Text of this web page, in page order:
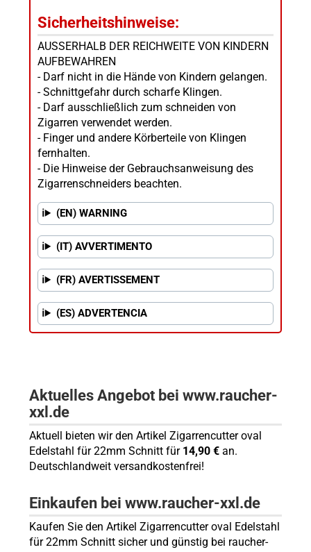
Sicherheitshinweise:
AUSSERHALB DER REICHWEITE VON KINDERN
AUFBEWAHREN
- Darf nicht in die Hände von Kindern gelangen.
- Schnittgefahr durch scharfe Klingen.
- Darf ausschließlich zum schneiden von
Zigarren verwendet werden.
- Finger und andere Körberteile von Klingen
fernhalten.
- Die Hinweise der Gebrauchsanweisung des
Zigarrenschneiders beachten.
(EN) WARNING
(IT) AVVERTIMENTO
(FR) AVERTISSEMENT
(ES) ADVERTENCIA
Aktuelles Angebot bei www.raucher-
xxl.de
Aktuell bieten wir den Artikel Zigarrencutter oval
Edelstahl für 22mm Schnitt für 14,90 €an.
Deutschlandweit versandkostenfrei!
Einkaufen bei www.raucher-xxl.de
Kaufen Sie den Artikel Zigarrencutter oval Edelstahl
für 22mm Schnitt sicher und günstig bei raucher-